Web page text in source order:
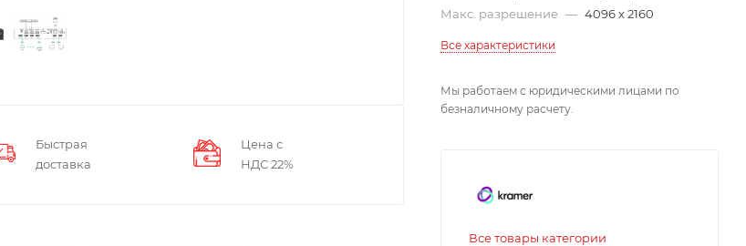
Быстрая
доставка
Цена с
НДС 22%
Макс. разрешение — 4096 x 2160
Все характеристики
Мы работаем с юридическими лицами по
безналичному расчету.
Все товары категории